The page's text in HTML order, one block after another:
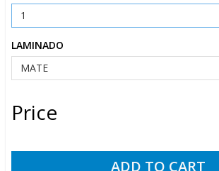
LAMINADO
Price